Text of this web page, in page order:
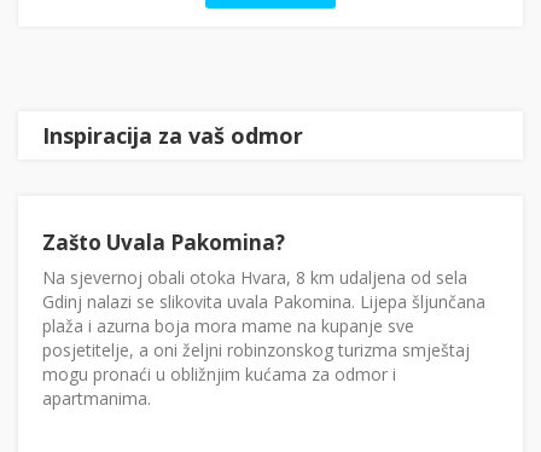
Inspiracija za vaš odmor
Zašto Uvala Pakomina?
Na sjevernoj obali otoka Hvara, 8 km udaljena od sela
Gdinj nalazi se slikovita uvala Pakomina. Lijepa šljunčana
plaža i azurna boja mora mame na kupanje sve
posjetitelje, a oni željni robinzonskog turizma smještaj
mogu pronaći u obližnjim kućama za odmor i
apartmanima.